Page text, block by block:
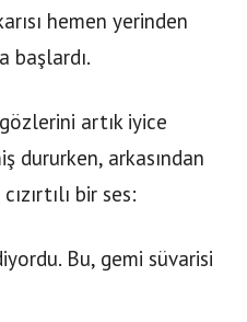
hemen yerinden
başlardı.
artık iyice
dururken, arkasından
bir ses:
Bu, gemi süvarisi